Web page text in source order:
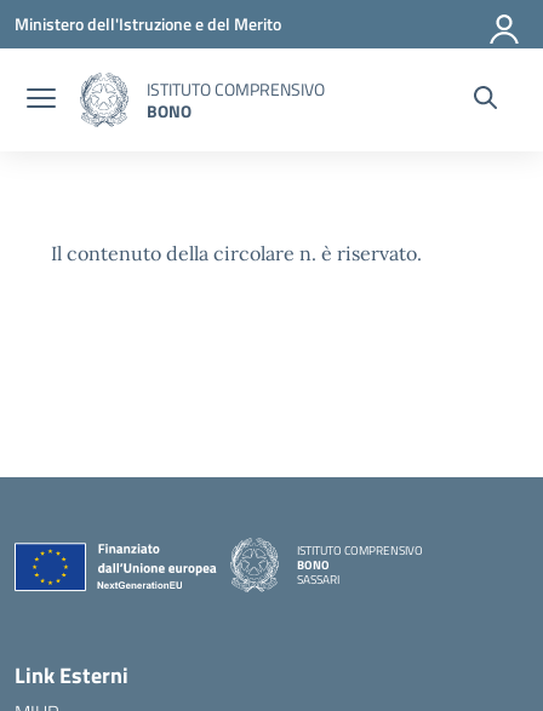
Vai ai contenuti
Vai al menu di navigazione
Vai al footer
Ministero dell'Istruzione e del Merito
ISTITUTO COMPRENSIVO
BONO
Il contenuto della circolare n. è riservato.
ISTITUTO COMPRENSIVO
BONO
SASSARI
Link Esterni